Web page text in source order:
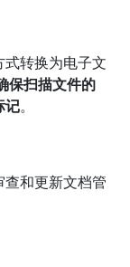
转换为电子文
保扫描文件的
记。
和更新文档管